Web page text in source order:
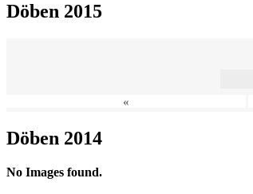
Döben 2015
«
Döben 2014
No Images found.